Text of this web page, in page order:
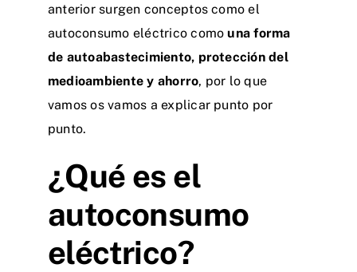
anterior surgen conceptos como el
autoconsumo eléctrico comouna forma
de autoabastecimiento, protección del
medioambiente y ahorro, por lo que
vamos os vamos a explicar punto por
punto.
¿Qué es el
autoconsumo
eléctrico?